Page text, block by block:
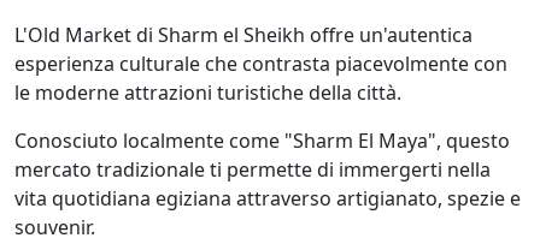
L'Old Market di Sharm el Sheikh offre un'autentica
esperienza culturale che contrasta piacevolmente con
le moderne attrazioni turistiche della città.
Conosciuto localmente come "Sharm El Maya", questo
mercato tradizionale ti permette di immergerti nella
vita quotidiana egiziana attraverso artigianato, spezie e
souvenir.